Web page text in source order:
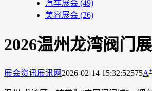
汽车展会 (49)
美容展会 (26)
2026温州龙湾阀门
展会资讯展讯网 2026-02-14 15:32:52575A+